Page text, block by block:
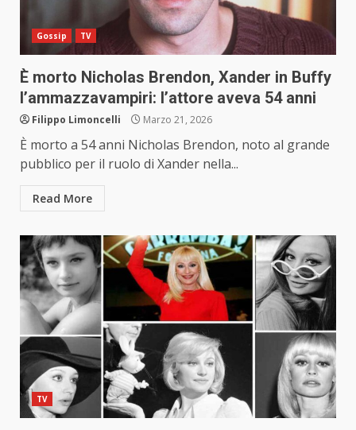
Gossip TV
È morto Nicholas Brendon, Xander in Buffy
l’ammazzavampiri: l’attore aveva 54 anni
Filippo Limoncelli Marzo 21, 2026
È morto a 54 anni Nicholas Brendon, noto al grande
pubblico per il ruolo di Xander nella...
Read More
TV